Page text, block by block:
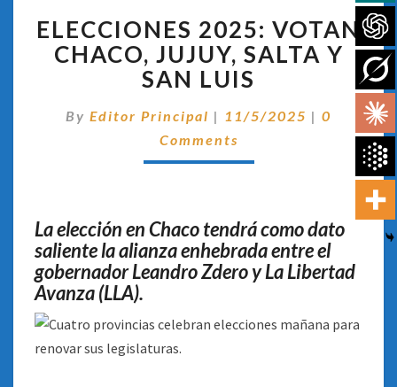
2025:
VOTAN
CHACO,
JUJUY,
Y
SAN
LUIS
ELECCIONES 2025: VOTAN
CHACO, JUJUY, SALTA Y
SAN LUIS
By Editor Principal | 11/5/2025 | 0
Comments
La elección en Chaco tendrá como dato
saliente la alianza enhebrada entre el
gobernador Leandro Zdero y La Libertad
Avanza (LLA).